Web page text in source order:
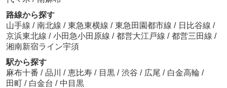
路線から探す
山手線 / 南北線 / 東急東横線 / 東急田園都市線 / 日比谷線 /
京浜東北線 / 小田急小田原線 / 都営大江戸線 / 都営三田線 /
湘南新宿ライン宇須
駅から探す
麻布十番 / 品川 / 恵比寿 / 目黒 / 渋谷 / 広尾 / 白金高輪 /
田町 / 白金台 / 中目黒